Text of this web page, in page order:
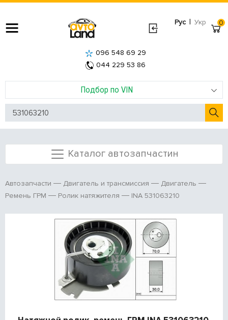
Рус | Укр
Подбор по VIN
096 548 69 29
044 229 53 86
0
Каталог автозапчастин
Автозапчасти Двигатель и трансмиссия
Двигатель
Ремень ГРМ
Ролик натяжителя INA 531063210